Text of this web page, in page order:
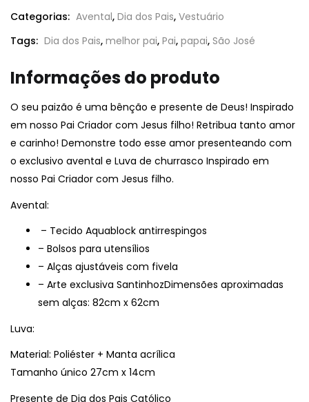
Categorias: Avental, Dia dos Pais, Vestuário
Tags: Dia dos Pais, melhor pai, Pai, papai, São José
Informações do produto
O seu paizão é uma bênção e presente de Deus! Inspirado
em nosso Pai Criador com Jesus filho! Retribua tanto amor
e carinho! Demonstre todo esse amor presenteando com
o exclusivo avental e Luva de churrasco Inspirado em
nosso Pai Criador com Jesus filho.
Avental:
– Tecido Aquablock antirrespingos
– Bolsos para utensílios
– Alças ajustáveis com fivela
– Arte exclusiva SantinhozDimensões aproximadas
sem alças: 82cm x 62cm
Luva:
Material: Poliéster + Manta acrílica
Tamanho único 27cm x 14cm
Presente de Dia dos Pais Católico